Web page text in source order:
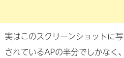
実はこのスクリーンショットに
されているAPの半分でしかなく